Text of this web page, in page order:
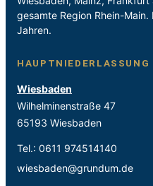
gesamte Region Rhein-
Jahren.
HAUPTNIEDERLASSUNG
Wiesbaden
Wilhelminenstraße 47
65193 Wiesbaden
Tel.: 0611 974514140
wiesbaden@grundum.de